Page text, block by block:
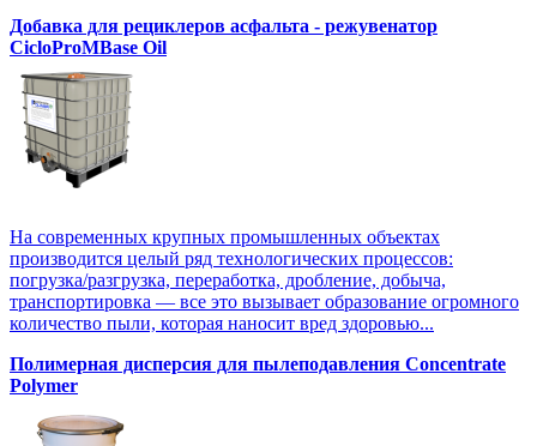
Добавка для рециклеров асфальта - режувенатор
CicloProMBase Oil
На современных крупных промышленных объектах
производится целый ряд технологических процессов:
погрузка/разгрузка, переработка, дробление, добыча,
транспортировка — все это вызывает образование огромного
количество пыли, которая наносит вред здоровью...
Полимерная дисперсия для пылеподавления Concentrate
Polymer